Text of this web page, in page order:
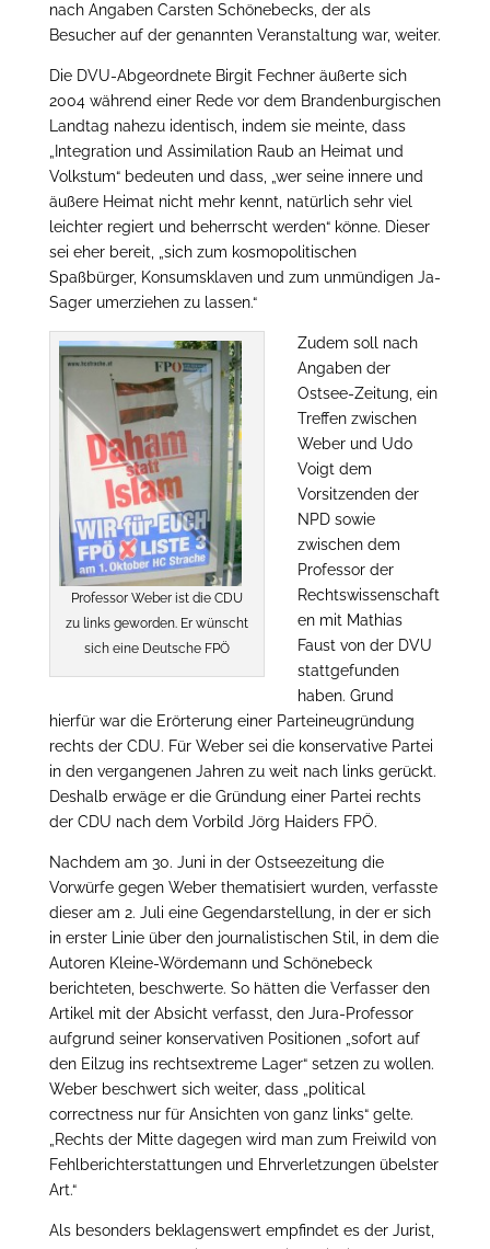
nach Angaben Carsten Schönebecks, der als
Besucher auf der genannten Veranstaltung war, weiter.
Die DVU-Abgeordnete Birgit Fechner äußerte sich
2004 während einer Rede vor dem Brandenburgischen
Landtag nahezu identisch, indem sie meinte, dass
„Integration und Assimilation Raub an Heimat und
Volkstum“ bedeuten und dass, „wer seine innere und
äußere Heimat nicht mehr kennt, natürlich sehr viel
leichter regiert und beherrscht werden“ könne. Dieser
sei eher bereit, „sich zum kosmopolitischen
Spaßbürger, Konsumsklaven und zum unmündigen Ja-
Sager umerziehen zu lassen.“
Professor Weber ist die CDU
zu links geworden. Er wünscht
sich eine Deutsche FPÖ
Zudem soll nach
Angaben der
Ostsee-Zeitung, ein
Treffen zwischen
Weber und Udo
Voigt dem
Vorsitzenden der
NPD sowie
zwischen dem
Professor der
Rechtswissenschaft
en mit Mathias
Faust von der DVU
stattgefunden
haben. Grund
hierfür war die Erörterung einer Parteineugründung
rechts der CDU. Für Weber sei die konservative Partei
in den vergangenen Jahren zu weit nach links gerückt.
Deshalb erwäge er die Gründung einer Partei rechts
der CDU nach dem Vorbild Jörg Haiders FPÖ.
Nachdem am 30. Juni in der Ostseezeitung die
Vorwürfe gegen Weber thematisiert wurden, verfasste
dieser am 2. Juli eine Gegendarstellung, in der er sich
in erster Linie über den journalistischen Stil, in dem die
Autoren Kleine-Wördemann und Schönebeck
berichteten, beschwerte. So hätten die Verfasser den
Artikel mit der Absicht verfasst, den Jura-Professor
aufgrund seiner konservativen Positionen „sofort auf
den Eilzug ins rechtsextreme Lager“ setzen zu wollen.
Weber beschwert sich weiter, dass „political
correctness nur für Ansichten von ganz links“ gelte.
„Rechts der Mitte dagegen wird man zum Freiwild von
Fehlberichterstattungen und Ehrverletzungen übelster
Art.“
Als besonders beklagenswert empfindet es der Jurist,